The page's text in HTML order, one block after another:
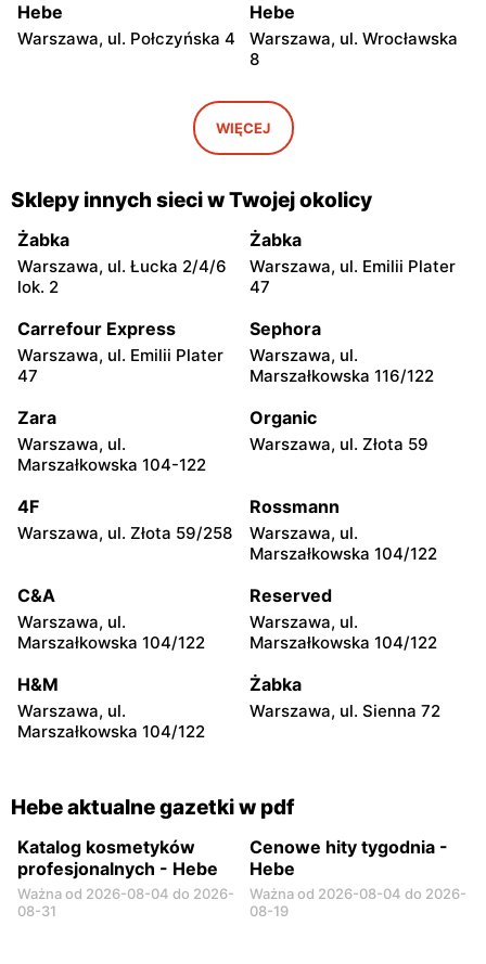
Hebe
Warszawa, ul. Połczyńska 4
Hebe
Warszawa, ul. Wrocławska
8
Warszawa, ul. Rembielińska
Hebe
Warszawa, ul. Grochowska
129
Hebe
Warszawa, ul. Jana
Kasprowicza 48
Hebe
Warszawa, ul. Bolesława
Chrobrego 4
Hebe
71a
Hebe
1/3
Hebe
Ostrobramska 75C
Hebe
Rzeczypospolitej 23
Hebe
AK Kampinos 15
Hebe
Hebe
22
Hebe
10
Hebe
17
Hebe
Przyczółkowa 219
Hebe Hebe
WIĘCEJ
Sklepy innych sieci w Twojej okolicy
Żabka
Warszawa, ul. Łucka 2/4/6
lok. 2
Żabka
Warszawa, ul. Emilii Plater
47
Carrefour Express
Warszawa, ul. Emilii Plater
47
Sephora
Warszawa, ul.
Marszałkowska 116/122
Zara
Warszawa, ul.
Marszałkowska 104-122
Organic
Warszawa, ul. Złota 59
4F
Warszawa, ul. Złota 59/258
Rossmann
Warszawa, ul.
Marszałkowska 104/122
C&A
Warszawa, ul.
Marszałkowska 104/122
Reserved
Warszawa, ul.
Marszałkowska 104/122
H&M
Warszawa, ul.
Marszałkowska 104/122
Żabka
Warszawa, ul. Sienna 72
Hebe aktualne gazetki w pdf
Katalog kosmetyków
profesjonalnych - Hebe
Ważna od 2026-08-04 do 2026-
08-31
Cenowe hity tygodnia -
Hebe
Ważna od 2026-08-04 do 2026-
08-19